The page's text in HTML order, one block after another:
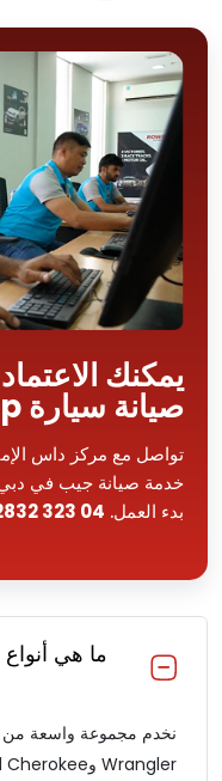
ما هي
يمكنك
صيانة سيارة Jeep.
خدمة صيانة جيب في
بدء العمل. 04 323 2832